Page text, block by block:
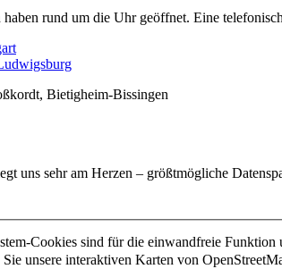
rund um die Uhr geöffnet. Eine
Bietigheim-Bissingen
uns sehr am Herzen – größtmögliche
Cookies sind für die einwandfreie Funktion
unsere interaktiven Karten von